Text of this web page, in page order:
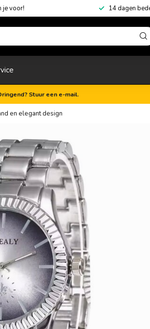
je voor! 14 dagen
Stuur een e-mail.
en elegant design